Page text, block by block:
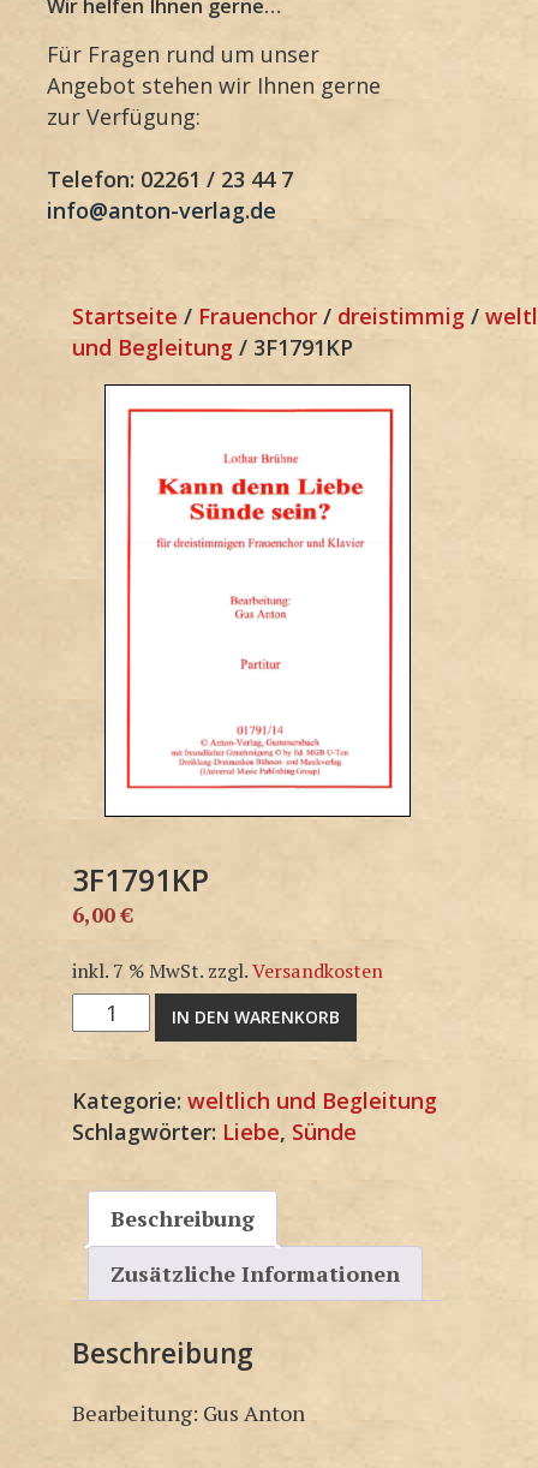
Wir helfen Ihnen gerne…
Für Fragen rund um unser
Angebot stehen wir Ihnen gerne
zur Verfügung:
Telefon: 02261 / 23 44 7
info@anton-verlag.de
Startseite / Frauenchor / dreistimmig /
und Begleitung / 3F1791KP
3F1791KP
6,00€
inkl. 7 % MwSt. zzgl.Versandkosten
3F1791KP
Menge
IN DEN WARENKORB
Kategorie: weltlich und Begleitung
Schlagwörter: Liebe, Sünde
Beschreibung
Zusätzliche Informationen
Beschreibung
Bearbeitung: Gus Anton